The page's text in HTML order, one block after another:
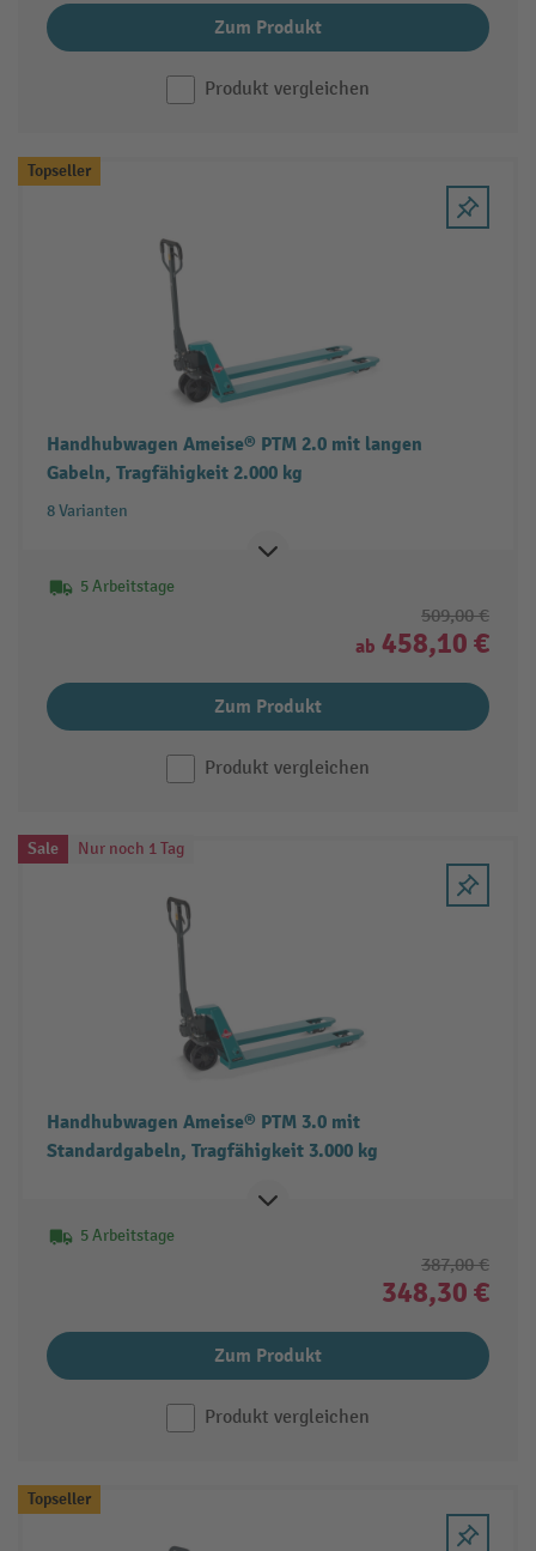
Zum Produkt
Produkt vergleichen
Topseller
Handhubwagen Ameise® PTM 2.0 mit langen
Gabeln, Tragfähigkeit 2.000 kg
8 Varianten
5 Arbeitstage
509,00 €
ab 458,10 €
Zum Produkt
Produkt vergleichen
Sale Nur noch 1 Tag
Handhubwagen Ameise® PTM 3.0 mit
Standardgabeln, Tragfähigkeit 3.000 kg
5 Arbeitstage
387,00 €
348,30 €
Zum Produkt
Produkt vergleichen
Topseller